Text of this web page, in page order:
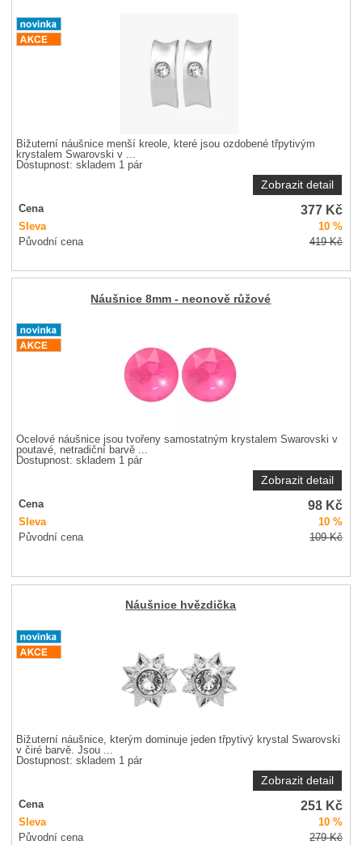
Bižuterní náušnice menší kreole, které jsou ozdobené třpytivým
krystalem Swarovski v ...
Dostupnost:skladem 1 pár
Zobrazit detail
Cena 377 Kč
Sleva
10 %
Původní cena
419Kč
Náušnice 8mm - neonově růžové
Ocelové náušnice jsou tvořeny samostatným krystalem Swarovski v
poutavé, netradiční barvě ...
Dostupnost:skladem 1 pár
Zobrazit detail
Cena 98 Kč
Sleva
10 %
Původní cena
109Kč
Náušnice hvězdička
Bižuterní náušnice, kterým dominuje jeden třpytivý krystal Swarovski
v čiré barvě. Jsou ...
Dostupnost:skladem 1 pár
Zobrazit detail
Cena 251 Kč
Sleva
10 %
Původní cena
279Kč